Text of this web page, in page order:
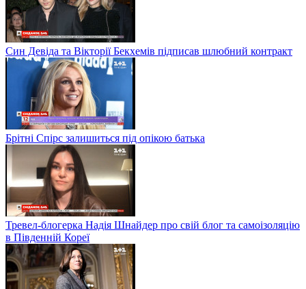
Син Девіда та Вікторії Бекхемів підписав шлюбний контракт
Брітні Спірс залишиться під опікою батька
Тревел-блогерка Надія Шнайдер про свій блог та самоізоляцію
в Південній Кореї